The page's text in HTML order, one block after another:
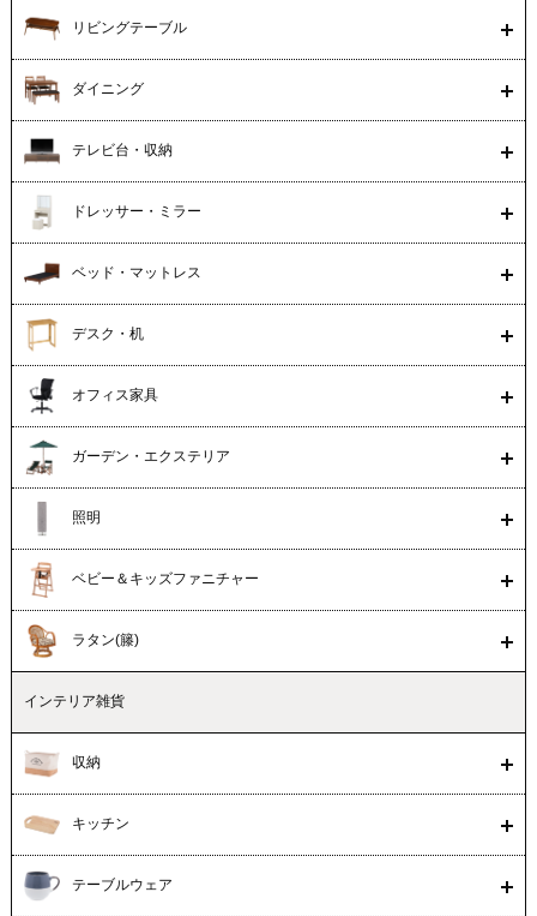
リビングテーブル
ダイニング
テレビ台・収納
ドレッサー・ミラー
ベッド・マットレス
デスク・机
オフィス家具
ガーデン・エクステリア
照明
ベビー＆キッズファニチャー
ラタン(籐)
インテリア雑貨
収納
キッチン
テーブルウェア